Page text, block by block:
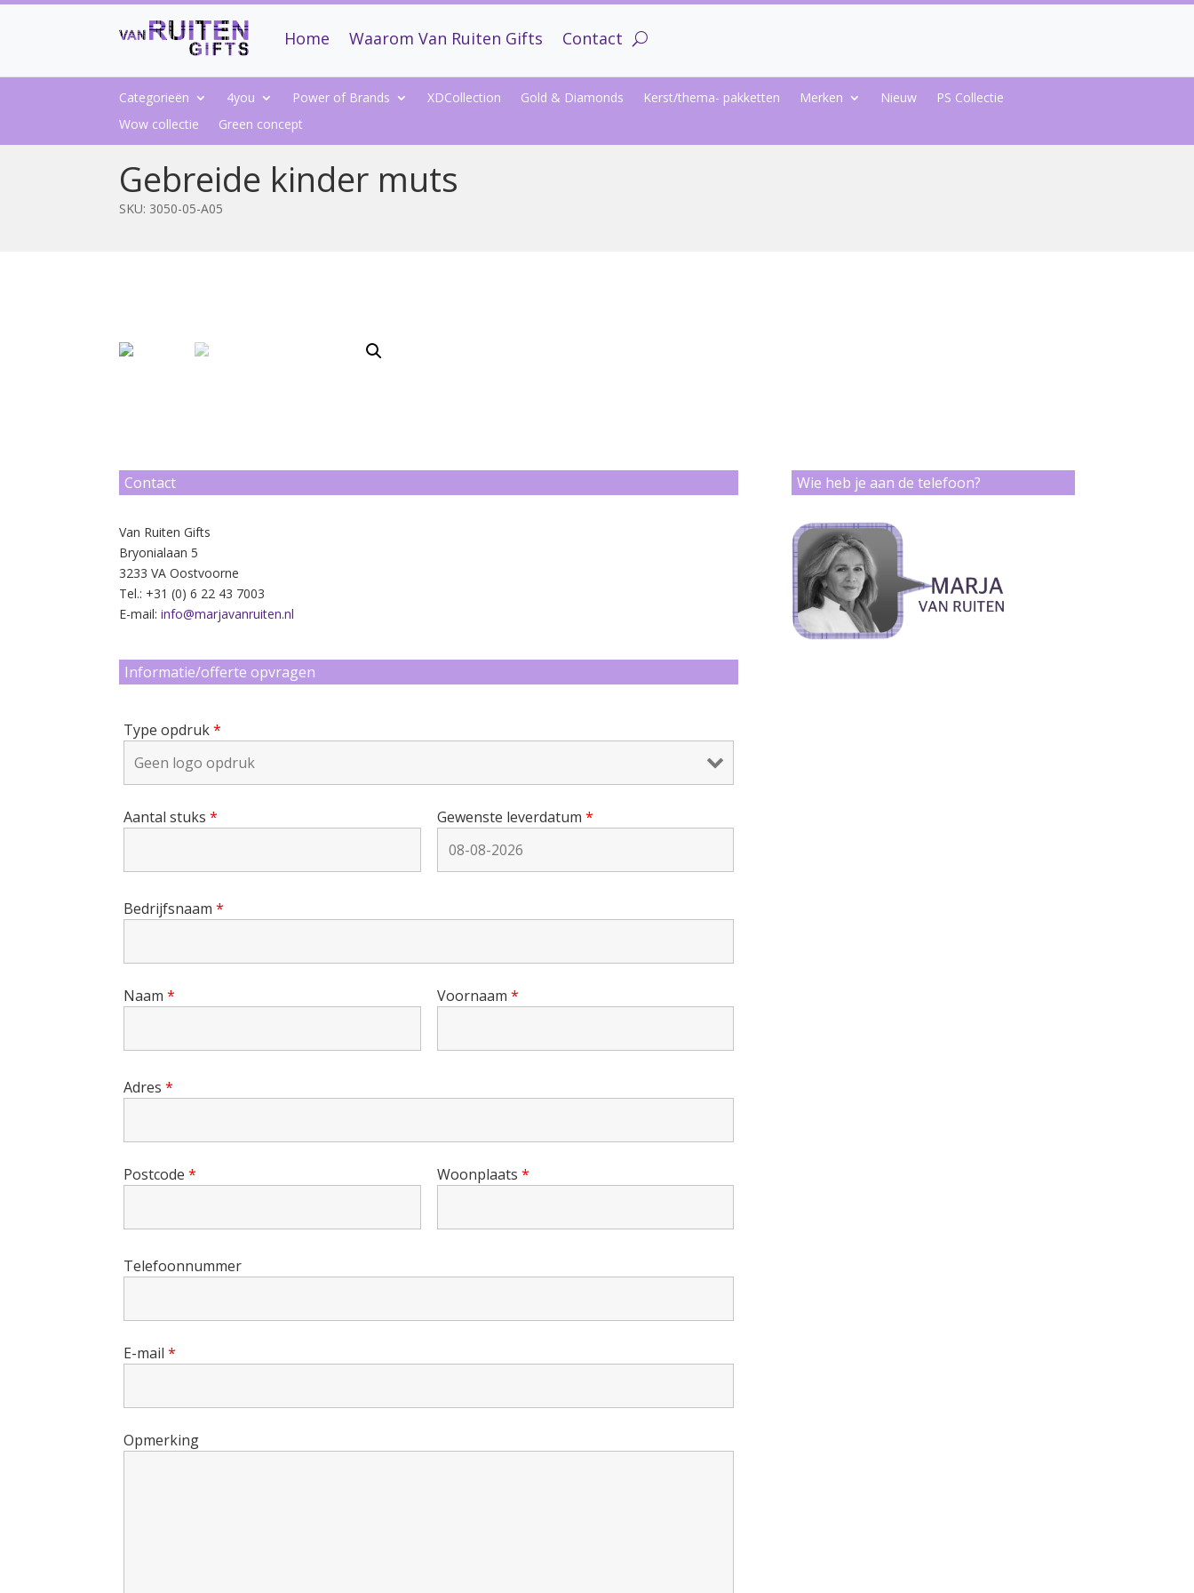
Home Waarom Van Ruiten Gifts Contact
Categorieën 4you Power of Brands XDCollection Gold & Diamonds Kerst/thema- pakketten Merken Nieuw
PS Collectie
Wow collectie
Green concept
Gebreide kinder muts
SKU: 3050-05-A05
Contact
Van Ruiten Gifts
Bryonialaan 5
3233 VA Oostvoorne
Tel.: +31 (0) 6 22 43 7003
E-mail:info@marjavanruiten.nl
Informatie/offerte opvragen
Type opdruk*
Aantal stuks* Gewenste leverdatum *
Bedrijfsnaam*
Naam* Voornaam *
Adres*
Postcode* Woonplaats *
Telefoonnummer
E-mail*
Opmerking
Wie heb je aan de telefoon?